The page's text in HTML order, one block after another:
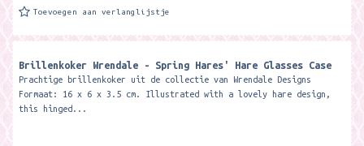
Toevoegen aan verlanglijstje
Brillenkoker Wrendale - Spring Hares' Hare Glasses Case
Prachtige brillenkoker uit de collectie van Wrendale Designs
Formaat: 16 x 6 x 3.5 cm. Illustrated with a lovely hare design,
this hinged...